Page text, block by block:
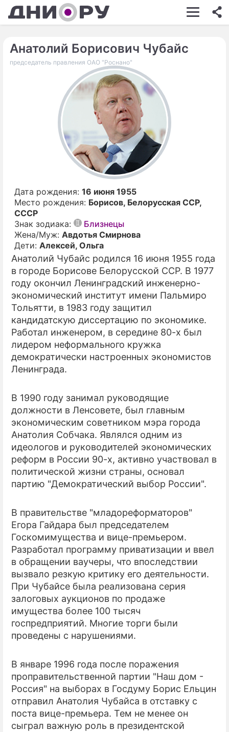
ШОУ-БИЗНЕС
АВТО
НЕДВИЖИМОСТЬ
ЗДОРОВЬЕ
ЭКОНОМИКА
ПРОИСШЕСТВИЯ
СОННИК
СЕРИАЛЫ
О ПРОЕКТЕ
Анатолий Борисович Чубайс
председатель правления ОАО "Роснано"
Дата рождения: 16 июня 1955
Место рождения: Борисов, Белорусская ССР,
СССР
Знак зодиака:
Близнецы
Жена/Муж: Авдотья Смирнова
Дети: Алексей, Ольга
Анатолий Чубайс родился 16 июня 1955 года
в городе Борисове Белорусской ССР. В 1977
году окончил Ленинградский инженерно-
экономический институт имени Пальмиро
Тольятти, в 1983 году защитил
кандидатскую диссертацию по экономике.
Работал инженером, в середине 80-х был
лидером неформального кружка
демократически настроенных экономистов
Ленинграда.
В 1990 году занимал руководящие
должности в Ленсовете, был главным
экономическим советником мэра города
Анатолия Собчака. Являлся одним из
идеологов и руководителей экономических
реформ в России 90-х, активно участвовал в
политической жизни страны, основал
партию "Демократический выбор России".
В правительстве "младореформаторов"
Егора Гайдара был председателем
Госкомимущества и вице-премьером.
Разработал программу приватизации и ввел
в обращении ваучеры, что впоследствии
вызвало резкую критику его деятельности.
При Чубайсе была реализована серия
залоговых аукционов по продаже
имущества более 100 тысяч
госпредприятий. Многие торги были
проведены с нарушениями.
В январе 1996 года после поражения
проправительственной партии "Наш дом -
Россия" на выборах в Госдуму Борис Ельцин
отправил Анатолия Чубайса в отставку с
поста вице-премьера. Тем не менее он
сыграл важную роль в президентской